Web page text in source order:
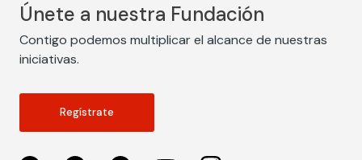
Únete a nuestra Fundación
Contigo podemos multiplicar el alcance de nuestras
iniciativas.
Regístrate